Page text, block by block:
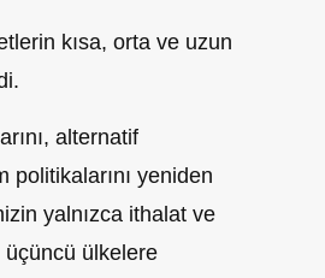
kısa, orta ve uzun
alternatif
politikalarını yeniden
yalnızca ithalat ve
üçüncü ülkelere